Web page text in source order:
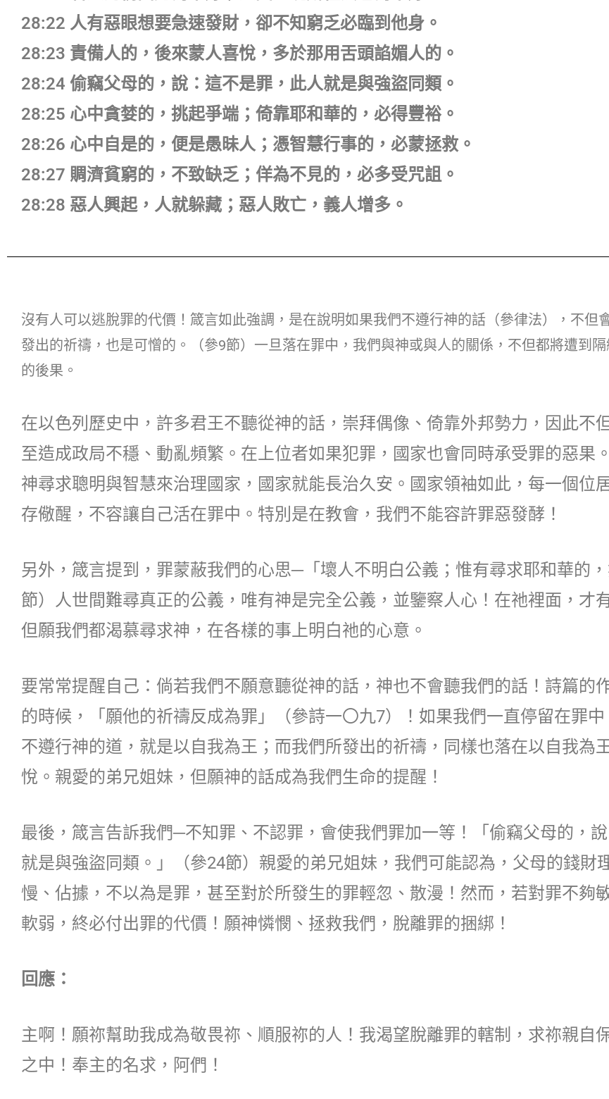
28:22 人有惡眼想要急速發財，卻不知窮乏必臨到他身。
28:23 責備人的，後來蒙人喜悅，多於那用舌頭諂媚人的。
28:24 偷竊父母的，說：這不是罪，此人就是與強盜同類。
28:25 心中貪婪的，挑起爭端；倚靠耶和華的，必得豐裕。
28:26 心中自是的，便是愚昧人；憑智慧行事的，必蒙拯救。
28:27 賙濟貧窮的，不致缺乏；佯為不見的，必多受咒詛。
28:28 惡人興起，人就躲藏；惡人敗亡，義人增多。
沒有人可以逃脫罪的代價！箴言如此強調，是在說明如果我們不遵行神的話（參律法），不但
發出的祈禱，也是可憎的。（參9節）一旦落在罪中，我們與神或與人的關係，不但都將遭到
的後果。
在以色列歷史中，許多君王不聽從神的話，崇拜偶像、倚靠外邦勢力，因此不
至造成政局不穩、動亂頻繁。在上位者如果犯罪，國家也會同時承受罪的惡果
神尋求聰明與智慧來治理國家，國家就能長治久安。國家領袖如此，每一個位
存儆醒，不容讓自己活在罪中。特別是在教會，我們不能容許罪惡發酵！
另外，箴言提到，罪蒙蔽我們的心思─「壞人不明白公義；惟有尋求耶和華的
節）人世間難尋真正的公義，唯有神是完全公義，並鑒察人心！在祂裡面，才
但願我們都渴慕尋求神，在各樣的事上明白祂的心意。
要常常提醒自己：倘若我們不願意聽從神的話，神也不會聽我們的話！詩篇的
的時候，「願他的祈禱反成為罪」（參詩一〇九7）！如果我們一直停留在罪中
不遵行神的道，就是以自我為王；而我們所發出的祈禱，同樣也落在以自我為
悅。親愛的弟兄姐妹，但願神的話成為我們生命的提醒！
最後，箴言告訴我們─不知罪、不認罪，會使我們罪加一等！「偷竊父母的，
就是與強盜同類。」（參24節）親愛的弟兄姐妹，我們可能認為，父母的錢財
慢、佔據，不以為是罪，甚至對於所發生的罪輕忽、散漫！然而，若對罪不夠
軟弱，終必付出罪的代價！願神憐憫、拯救我們，脫離罪的捆綁！
回應：
主啊！願祢幫助我成為敬畏祢、順服祢的人！我渴望脫離罪的轄制，求祢親自
之中！奉主的名求，阿們！